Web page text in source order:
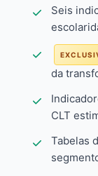
Seis
da
CLT
Tabelas